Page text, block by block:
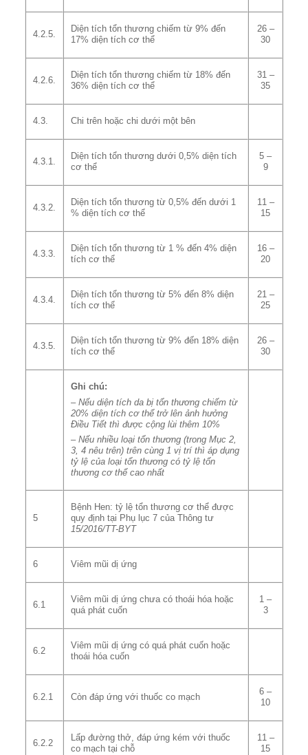
4.2.5.
Diện tích tổn thương chiếm từ 9% đến
17% diện tích cơ thể
26 –
30
4.2.6.
Diện tích tổn thương chiếm từ 18% đến
36% diện tích cơ thể
31 –
35
4.3. Chi trên hoặc chi dưới một bên
4.3.1.
Diện tích tổn thương dưới 0,5% diện tích
cơ thể
5 –
9
4.3.2.
Diện tích tổn thương từ 0,5% đến dưới 1
% diện tích cơ thể
11 –
15
4.3.3.
Diện tích tổn thương từ 1 % đến 4% diện
tích cơ thể
16 –
20
4.3.4.
Diện tích tổn thương từ 5% đến 8% diện
tích cơ thể
21 –
25
4.3.5.
Diện tích tổn thương từ 9% đến 18% diện
tích cơ thể
26 –
30
Ghi chú:
– Nếu diện tích da bị tổn thương chiếm từ
20% diện tích cơ thể trở lên ảnh hưởng
Điều Tiết thì được cộng lùi thêm 10%
– Nếu nhiều loại tổn thương (trong Mục 2,
3, 4 nêu trên) trên cùng 1 vị trí thì áp dụng
tỷ lệ của loại tổn thương có tỷ lệ tổn
thương cơ thể cao nhất
5
Bệnh Hen: tỷ lệ tổn thương cơ thể được
quy định tại Phụ lục 7 của Thông tư
15/2016/TT-BYT
6 Viêm mũi dị ứng
6.1
Viêm mũi dị ứng chưa có thoái hóa hoặc
quá phát cuốn
1 –
3
6.2
Viêm mũi dị ứng có quá phát cuốn hoặc
thoái hóa cuốn
6.2.1 Còn đáp ứng với thuốc co mạch
6 –
10
6.2.2
Lấp đường thở, đáp ứng kém với thuốc
co mạch tại chỗ
11 –
15